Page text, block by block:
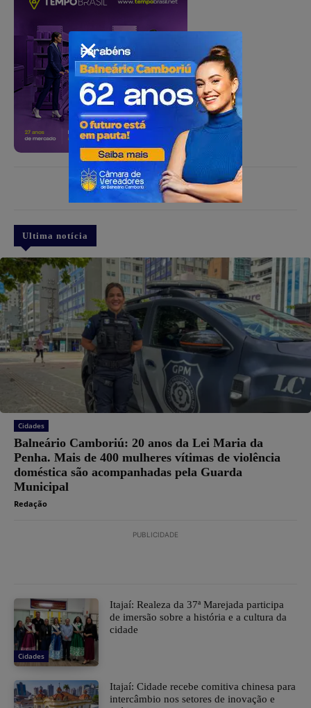
PUBLICIDADE
Ultima notícia
Cidades
Balneário Camboriú: 20 anos da Lei Maria da
Penha. Mais de 400 mulheres vítimas de violência
doméstica são acompanhadas pela Guarda
Municipal
Redação
PUBLICIDADE
Cidades
Itajaí: Realeza da 37ª Marejada participa
de imersão sobre a história e a cultura da
cidade
Itajaí: Cidade recebe comitiva chinesa para
intercâmbio nos setores de inovação e